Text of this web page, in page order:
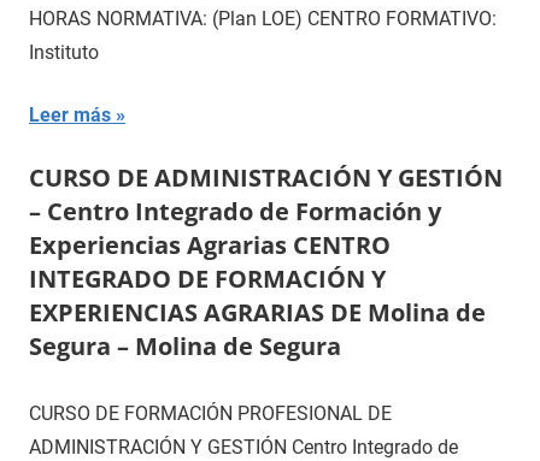
HORAS NORMATIVA: (Plan LOE) CENTRO FORMATIVO:
Instituto
Leer más
CURSO DE ADMINISTRACIÓN Y GESTIÓN
– Centro Integrado de Formación y
Experiencias Agrarias CENTRO
INTEGRADO DE FORMACIÓN Y
EXPERIENCIAS AGRARIAS DE Molina de
Segura – Molina de Segura
CURSO DE FORMACIÓN PROFESIONAL DE
ADMINISTRACIÓN Y GESTIÓN Centro Integrado de